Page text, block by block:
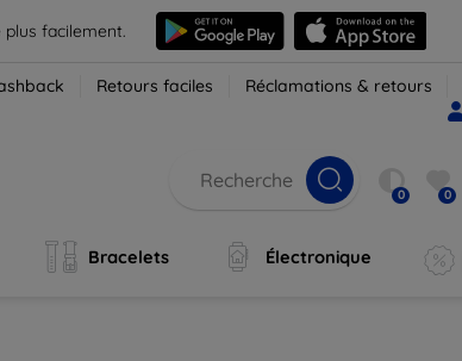
facilement.
Retours faciles Réclamations & retours
0 0
Bracelets Électronique